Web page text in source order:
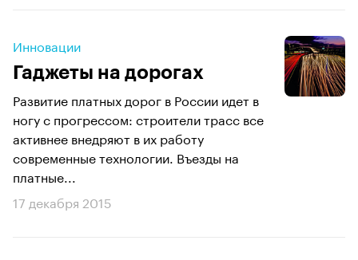
Инновации
Гаджеты на дорогах
Развитие платных дорог в России идет в
ногу с прогрессом: строители трасс все
активнее внедряют в их работу
современные технологии. Въезды на
платные...
17 декабря 2015